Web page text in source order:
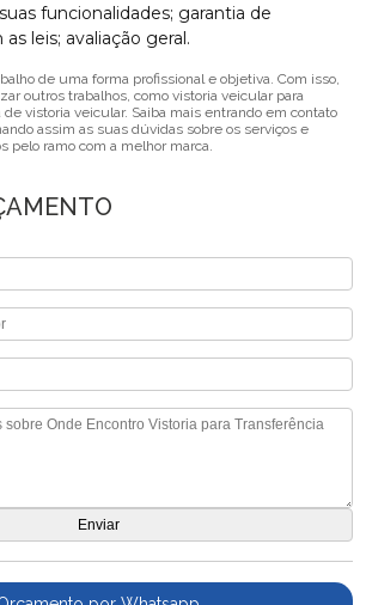
funcionalidades; garantia de
leis; avaliação geral.
de uma forma profissional e objetiva. Com isso,
outros trabalhos, como vistoria veicular para
vistoria veicular. Saiba mais entrando em contato
assim as suas dúvidas sobre os serviços e
pelo ramo com a melhor marca.